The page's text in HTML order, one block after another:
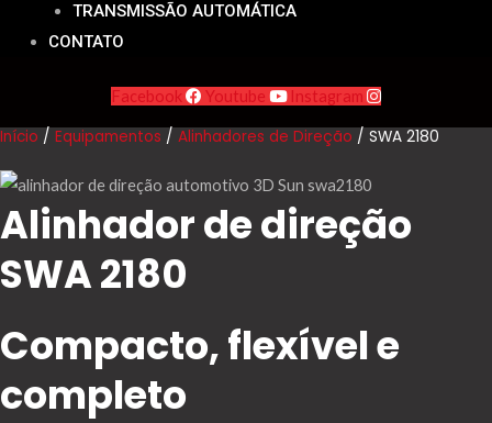
TRANSMISSÃO AUTOMÁTICA
CONTATO
Facebook Youtube Instagram
Início / Equipamentos / Alinhadores de Direção / SWA 2180
Alinhador de direção
SWA 2180
Compacto, flexível e
completo